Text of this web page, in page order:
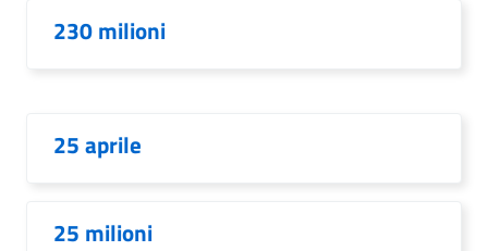
230 milioni
25 aprile
25 milioni